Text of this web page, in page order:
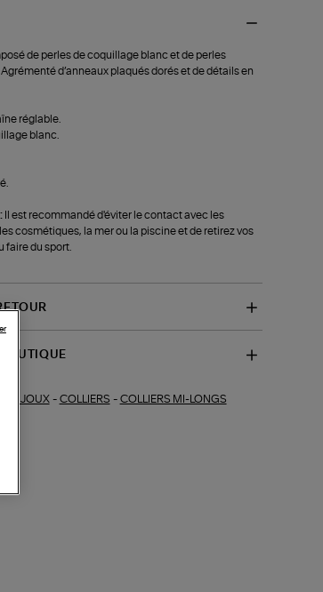
de perles de coquillage blanc et de perles
d’anneaux plaqués dorés et de détails en
réglable.
blanc.
Il est recommandé d'éviter le contact avec les
cosmétiques, la mer ou la piscine et de retirez vos
faire du sport.
BIJOUX- COLLIERS - COLLIERS MI-LONGS